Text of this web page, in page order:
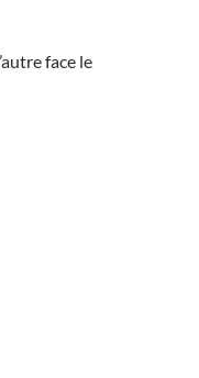
face le